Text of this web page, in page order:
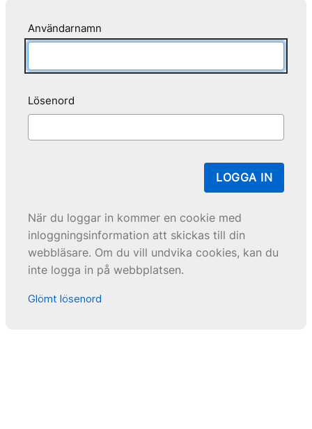
Användarnamn
Lösenord
LOGGA IN
När du loggar in kommer en cookie med
inloggningsinformation att skickas till din
webbläsare. Om du vill undvika cookies, kan du
inte logga in på webbplatsen.
Glömt lösenord